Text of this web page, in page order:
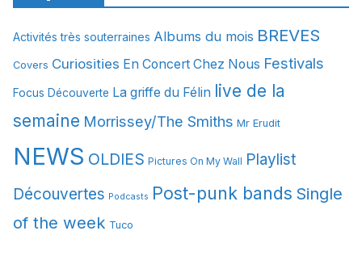
v
e
Activités très souterraines Albums du mois BREVES
Covers Curiosities En Concert Chez Nous Festivals
Focus Découverte La griffe du Félin live de la
semaine Morrissey/The Smiths Mr Erudit
NEWS OLDIES Pictures On My Wall Playlist
Découvertes Podcasts Post-punk bands Single
of the week Tuco